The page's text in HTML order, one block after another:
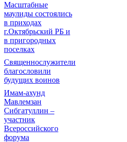
Масштабные
маулиды состоялись
в приходах
г.Октябрьский РБ и
в пригородных
поселках
Священнослужители
благословили
будущих воинов
Имам-ахунд
Мавлемзан
Сибгатуллин –
участник
Всероссийского
форума